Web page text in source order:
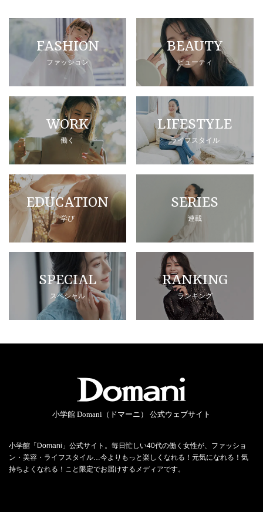
FASHION
ファッション
BEAUTY
ビューティ
WORK
働く
LIFESTYLE
ライフスタイル
EDUCATION
学び
SERIES
連載
SPECIAL
スペシャル
RANKING
ランキング
小学館 Domani（ドマーニ） 公式ウェブサイト
小学館「Domani」公式サイト。毎日忙しい40代の働く女性が、ファッショ
ン・美容・ライフスタイル…今よりもっと楽しくなれる！元気になれる！気
持ちよくなれる！こと限定でお届けするメディアです。